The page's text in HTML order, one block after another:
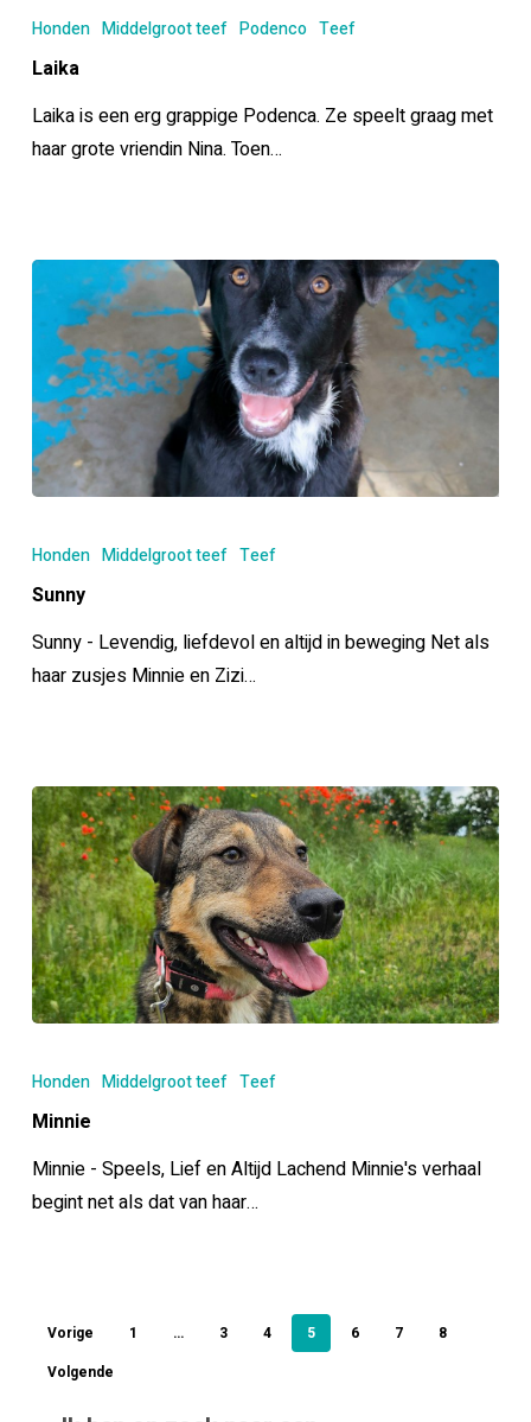
Honden Middelgroot teef Podenco Teef
Laika
Laika is een erg grappige Podenca. Ze speelt graag met
haar grote vriendin Nina. Toen…
Honden Middelgroot teef Teef
Sunny
Sunny - Levendig, liefdevol en altijd in beweging Net als
haar zusjes Minnie en Zizi…
Honden Middelgroot teef Teef
Minnie
Minnie - Speels, Lief en Altijd Lachend Minnie's verhaal
begint net als dat van haar…
Vorige 1 … 3 4 5 6 7
8
Volgende